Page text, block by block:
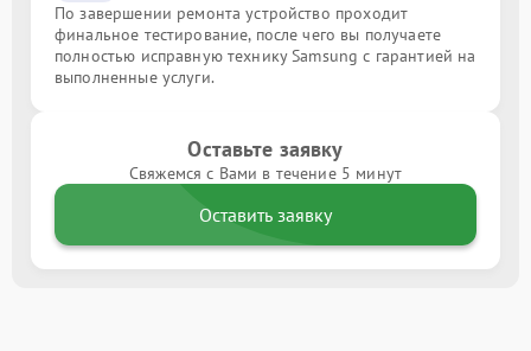
По завершении ремонта устройство проходит
финальное тестирование, после чего вы получаете
полностью исправную технику Samsung с гарантией на
выполненные услуги.
Оставьте заявку
Свяжемся с Вами в течение 5 минут
Оставить заявку